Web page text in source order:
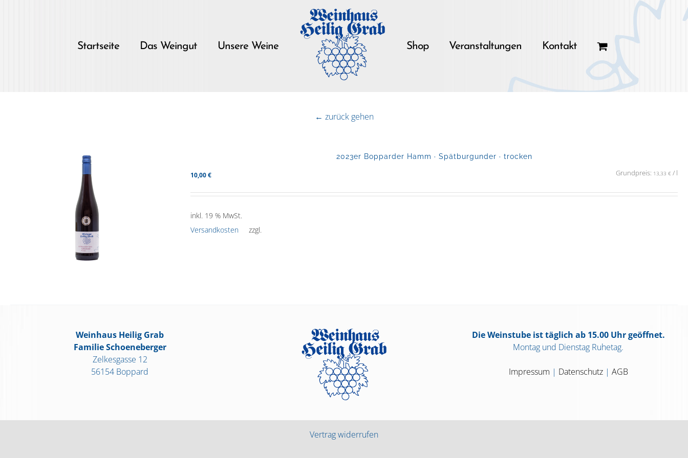
Startseite Das Weingut Unsere Weine Shop Veranstaltungen Kontakt
← zurück gehen
2023er Bopparder Hamm · Spätburgunder · trocken
10,00€ Grundpreis: 13,33 €/ l
inkl. 19 % MwSt.
zzgl.
Versandkosten
Weinhaus Heilig Grab
Familie Schoeneberger
Zelkesgasse 12
56154 Boppard
Die Weinstube ist täglich ab 15.00 Uhr geöffnet.
Montag und Dienstag Ruhetag.
Impressum | Datenschutz| AGB
Vertrag widerrufen